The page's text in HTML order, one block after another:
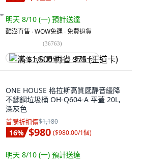
明天 8/10 (一) 預計送達
酷澎直售 ∙ WOW免運 ∙ 免費退貨
(36763)
满 $1,500 再省 $75 (王道卡)
ONE HOUSE 格拉斯高質感靜音緩降
不鏽鋼垃圾桶 OH-Q604-A 平蓋 20L,
深灰色
首購折扣價$1,180
16% $980 ($980.00/1個)
明天 8/10 (一) 預計送達